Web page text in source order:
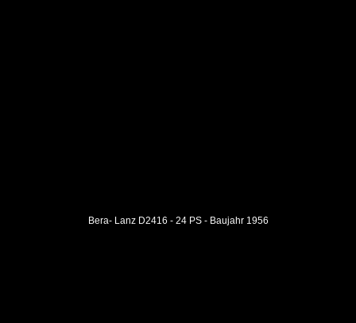
Bera- Lanz D2416 - 24 PS - Baujahr 1956